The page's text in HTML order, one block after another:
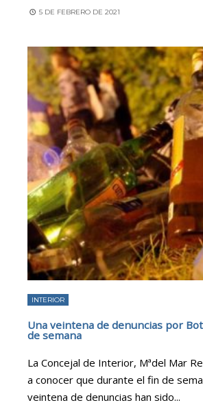
5 DE FEBRERO DE 2021
INTERIOR
Una veintena de denuncias por
de semana
La Concejal de Interior, Mªdel Mar
a conocer que durante el fin de
veintena de denuncias han sido...